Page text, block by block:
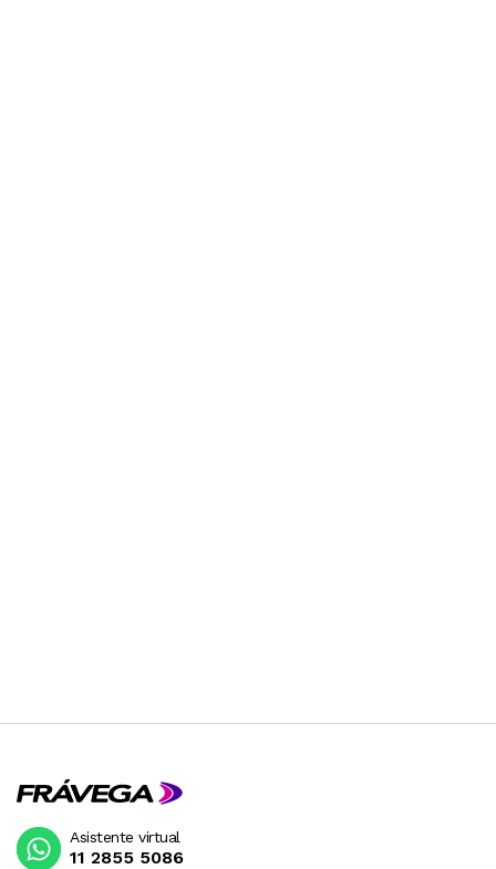
Asistente virtual
11 2855 5086